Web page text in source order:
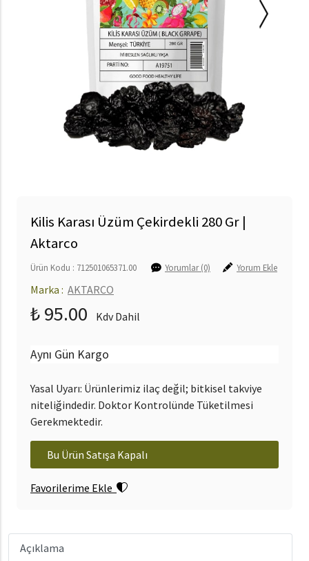
Kilis Karası Üzüm Çekirdekli 280 Gr |
Aktarco
Ürün Kodu : 712501065371.00 Yorumlar (0) Yorum Ekle
Marka : AKTARCO
₺ 95.00 Kdv Dahil
Aynı Gün Kargo
Yasal Uyarı: Ürünlerimiz ilaç değil; bitkisel takviye
niteliğindedir. Doktor Kontrolünde Tüketilmesi
Gerekmektedir.
Bu Ürün Satışa Kapalı
Favorilerime Ekle
Açıklama